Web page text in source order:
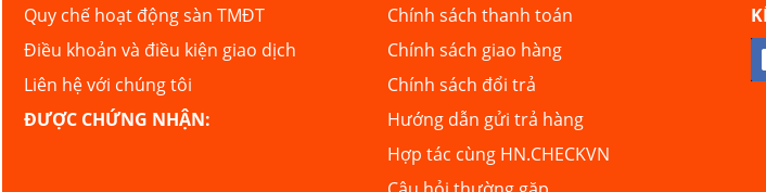
Quy chế hoạt động sàn TMĐT
Điều khoản và điều kiện giao dịch
Liên hệ với chúng tôi
ĐƯỢC CHỨNG NHẬN:
Chính sách thanh toán
Chính sách giao hàng
Chính sách đổi trả
Hướng dẫn gửi trả hàng
Hợp tác cùng HN.CHECKVN